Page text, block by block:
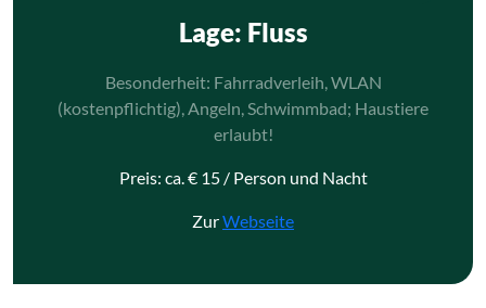
Lage: Fluss
Besonderheit: Fahrradverleih, WLAN
(kostenpflichtig), Angeln, Schwimmbad; Haustiere
erlaubt!
Preis: ca. € 15 / Person und Nacht
ZurWebseite